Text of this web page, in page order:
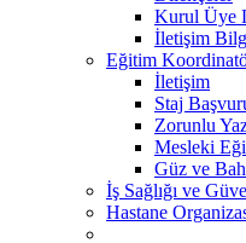
Kurul Üye
İletişim
Eğitim
İletişim
Staj
Zorunlu
Mesleki
Güz ve
İş Sağlığı ve
Hastane